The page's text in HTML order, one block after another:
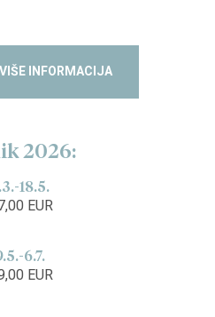
INFORMACIJA
2026:
18.5.
EUR
6.7.
EUR